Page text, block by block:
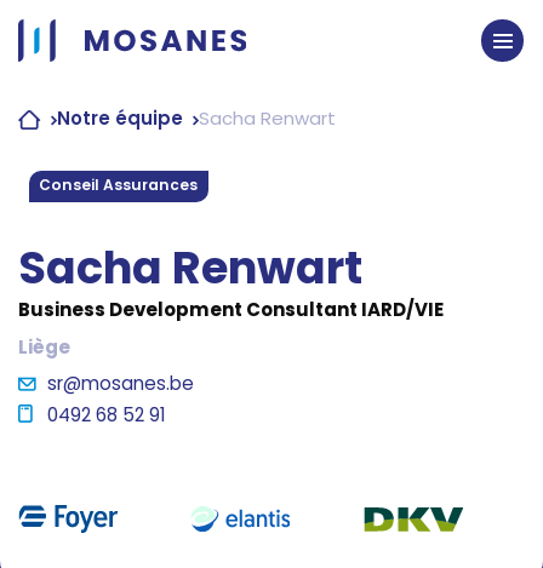
Passer
contenu
Notre équipe Sacha Renwart
Conseil Assurances
Sacha Renwart
Business Development Consultant IARD/VIE
Liège
sr@mosanes.be
0492 68 52 91